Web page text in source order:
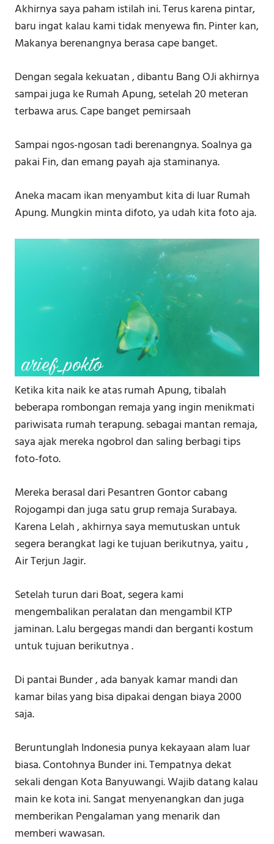
Akhirnya saya paham istilah ini. Terus karena pintar,
baru ingat kalau kami tidak menyewa fin. Pinter kan,
Makanya berenangnya berasa cape banget.
Dengan segala kekuatan , dibantu Bang OJi akhirnya
sampai juga ke Rumah Apung, setelah 20 meteran
terbawa arus. Cape banget pemirsaah
Sampai ngos-ngosan tadi berenangnya. Soalnya ga
pakai Fin, dan emang payah aja staminanya.
Aneka macam ikan menyambut kita di luar Rumah
Apung. Mungkin minta difoto, ya udah kita foto aja.
Ketika kita naik ke atas rumah Apung, tibalah
beberapa rombongan remaja yang ingin menikmati
pariwisata rumah terapung. sebagai mantan remaja,
saya ajak mereka ngobrol dan saling berbagi tips
foto-foto.
Mereka berasal dari Pesantren Gontor cabang
Rojogampi dan juga satu grup remaja Surabaya.
Karena Lelah , akhirnya saya memutuskan untuk
segera berangkat lagi ke tujuan berikutnya, yaitu ,
Air Terjun Jagir.
Setelah turun dari Boat, segera kami
mengembalikan peralatan dan mengambil KTP
jaminan. Lalu bergegas mandi dan berganti kostum
untuk tujuan berikutnya .
Di pantai Bunder , ada banyak kamar mandi dan
kamar bilas yang bisa dipakai dengan biaya 2000
saja.
Beruntunglah Indonesia punya kekayaan alam luar
biasa. Contohnya Bunder ini. Tempatnya dekat
sekali dengan Kota Banyuwangi. Wajib datang kalau
main ke kota ini. Sangat menyenangkan dan juga
memberikan Pengalaman yang menarik dan
memberi wawasan.